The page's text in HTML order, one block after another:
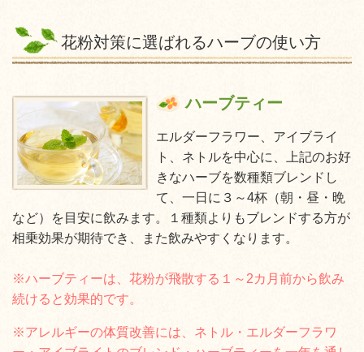
花粉対策に選ばれるハーブの使い方
ハーブティー
エルダーフラワー、アイブライ
ト、ネトルを中心に、
上記のお好
きなハーブを数種類ブレンドし
て、一日に３～4杯（朝・昼・晩
など）を目安に飲みます。
１種類よりもブレンドする方が
相乗効果が期待でき、また飲みやすくなります。
※ハーブティーは、 花粉が飛散する１～2カ月前から飲み
続けると効果的です。
※アレルギーの体質改善には、ネトル・エルダーフラワ